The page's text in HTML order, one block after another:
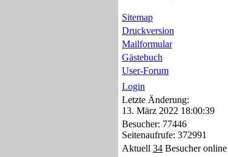
Sitemap
Druckversion
Mailformular
Gästebuch
User-Forum
Login
Letzte Änderung:
13. März 2022 18:00:39
Besucher: 77446
Seitenaufrufe: 372991
Aktuell 34 Besucher online